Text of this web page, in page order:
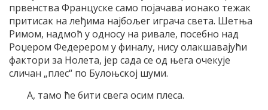
првенства Француске само појачава ионако тежак
притисак на леђима најбољег играча света. Шетња
Римом, надмоћ у односу на ривале, посебно над
Роџером Федерером у финалу, нису олакшавајући
фактори за Нолета, јер сада се од њега очекује
сличан „плес“ по Булоњској шуми.
А, тамо ће бити свега осим плеса.